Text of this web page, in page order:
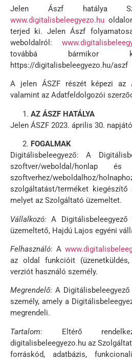
Jelen Ászf hatálya
www.digitalisbeleegyezo.hu
terjed ki. Jelen Ászf
weboldalról:
továbbá bármikor
https://digitalisbeleegyezo.hu/aszf
A jelen ÁSZF részét képezi az
valamint az Adatfeldolgozói
AZ ÁSZF HATÁLYA
Jelen ÁSZF 2023. április 30.
FOGALMAK
Digitálisbeleegyező: A
szoftver/weboldal/honlap
szoftverhez/weboldalhoz/
szolgáltatást/terméket kiegészítő
melyet az Szolgáltató üzemeltet.
Vállalkozó: A
üzemeltető, Hajdú Lajos egyéni
Felhasználó: A
az oldal funkcióit
verziót használó személy.
Megrendelő: A
személy, amely a
megrendeli.
Tartalom: Eltérő
digitalisbeleegyezo.hu az
forráskód, adatbázis,